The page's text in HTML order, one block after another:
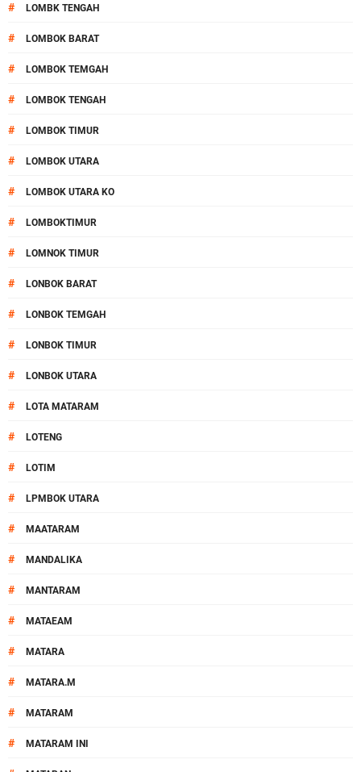
# LOMBK TENGAH
# LOMBOK BARAT
# LOMBOK TEMGAH
# LOMBOK TENGAH
# LOMBOK TIMUR
# LOMBOK UTARA
# LOMBOK UTARA KO
# LOMBOKTIMUR
# LOMNOK TIMUR
# LONBOK BARAT
# LONBOK TEMGAH
# LONBOK TIMUR
# LONBOK UTARA
# LOTA MATARAM
# LOTENG
# LOTIM
# LPMBOK UTARA
# MAATARAM
# MANDALIKA
# MANTARAM
# MATAEAM
# MATARA
# MATARA.M
# MATARAM
# MATARAM INI